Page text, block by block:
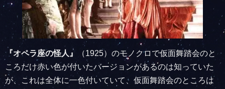
『オペラ座の怪人』
（1925）のモノクロで仮面舞踏会のと
ころだけ赤い色が付いたバージョンがあるのは知っていた
が、これは全体に一色付いていて、仮面舞踏会のところは